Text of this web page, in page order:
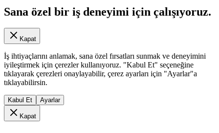
Sana özel bir iş deneyimi için çalışıyoruz.
Kapat
İş ihtiyaçlarını anlamak, sana özel fırsatları sunmak ve deneyimini
iyileştirmek için çerezler kullanıyoruz. "Kabul Et" seçeneğine
tıklayarak çerezleri onaylayabilir, çerez ayarları için "Ayarlar"a
tıklayabilirsin.
Kabul Et Ayarlar
Kapat